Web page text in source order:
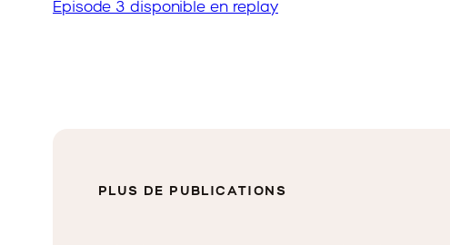
Épisode 3 disponible en replay
PLUS DE PUBLICATIONS